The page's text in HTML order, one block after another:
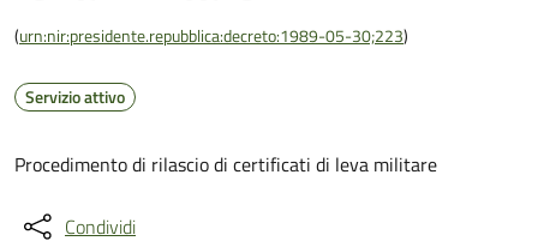
(urn:nir:presidente.repubblica:decreto:1989-05-30;223)
Servizio attivo
Procedimento di rilascio di certificati di leva militare
Condividi